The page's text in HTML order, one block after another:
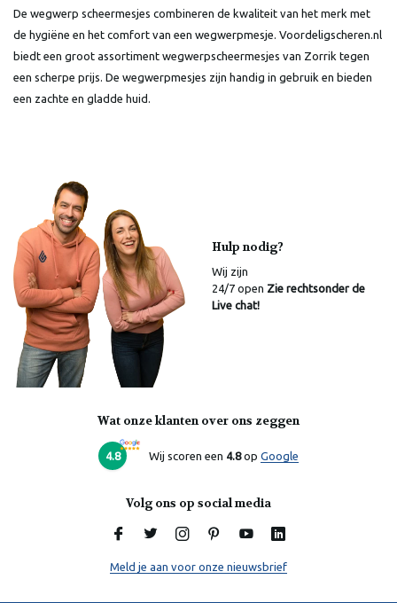
De wegwerp scheermesjes combineren de kwaliteit van het merk met
de hygiëne en het comfort van een wegwerpmesje. Voordeligscheren.nl
biedt een groot assortiment wegwerpscheermesjes van Zorrik tegen
een scherpe prijs. De wegwerpmesjes zijn handig in gebruik en bieden
een zachte en gladde huid.
Hulp nodig?
Wij zijn
24/7 open Zie rechtsonder de
Live chat!
Wat onze klanten over ons zeggen
4.8 Wij scoren een 4.8op Google
Volg ons op social media
Meld je aan voor onze nieuwsbrief
Online